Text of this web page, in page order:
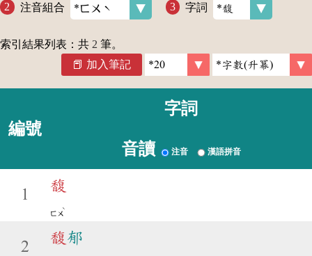
注音組合 字詞
索引結果列表：共 2 筆。
加入筆記
編號
字詞
音讀 注音 漢語拼音
1
馥
ㄈㄨ
ˋ
2
馥 郁